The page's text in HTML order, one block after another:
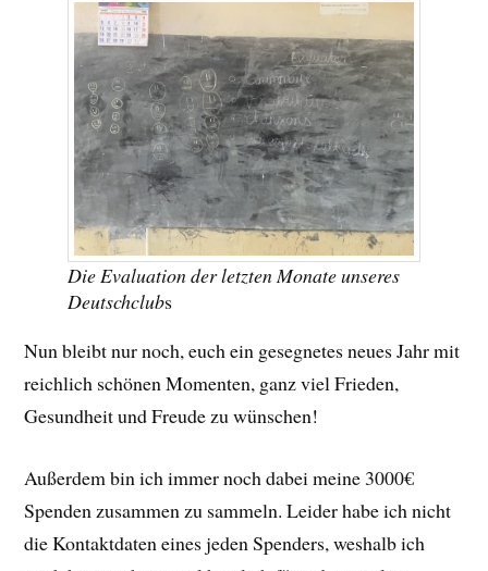
Die Evaluation der letzten Monate unseres
Deutschclubs
Nun bleibt nur noch, euch ein gesegnetes neues Jahr mit
reichlich schönen Momenten, ganz viel Frieden,
Gesundheit und Freude zu wünschen!
Außerdem bin ich immer noch dabei meine 3000€
Spenden zusammen zu sammeln. Leider habe ich nicht
die Kontaktdaten eines jeden Spenders, weshalb ich